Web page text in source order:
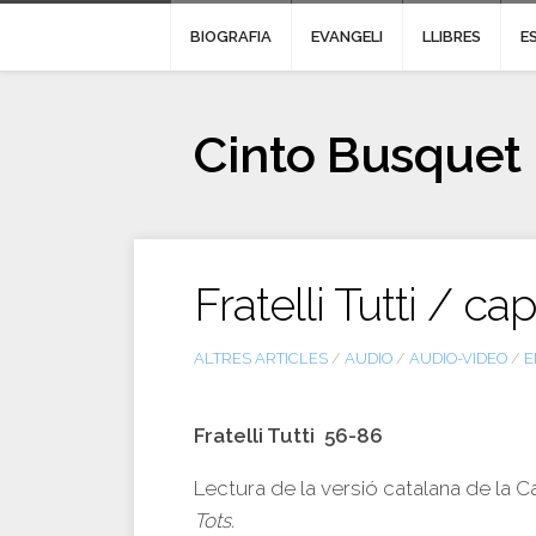
BIOGRAFIA EVANGELI LLIBRES
Cinto Busquet
Fratelli Tutti /
ALTRES ARTICLES / AUDIO / AUDIO-VIDEO /
Fratelli Tutti 56-86
Lectura de la versió catalana de la
Tots.